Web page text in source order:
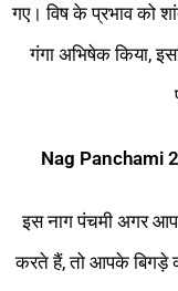
गए। विष के प्रभाव को
गंगा अभिषेक किया,
Nag Panchami
इस नाग पंचमी अगर
करते हैं, तो आपके बिगड़े